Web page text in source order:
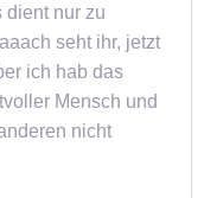
dient nur zu
seht ihr, jetzt
ich hab das
Mensch und
nicht